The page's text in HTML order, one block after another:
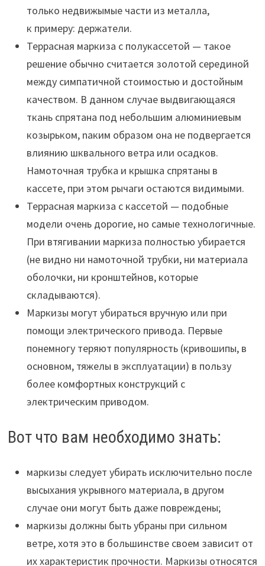
только недвижымые части из металла,
к примеру: держатели.
Террасная маркиза с полукассетой — такое
решение обычно считается золотой серединой
между симпатичной стоимостью и достойным
качеством. В данном случае выдвигающаяся
ткань спрятана под небольшим алюминиевым
козырьком, nаким образом она не подвергается
влиянию шквального ветра или осадков.
Намоточная трубка и крышка спрятаны в
кассете, при этом рычаги остаются видимыми.
Террасная маркиза с кассетой — подобные
модели очень дорогие, но самые технологичные.
При втягивании маркиза полностью убирается
(не видно ни намоточной трубки, ни материала
оболочки, ни кронштейнов, которые
складываются).
Маркизы могут убираться вручную или при
помощи электрического привода. Первые
понемногу теряют популярность (кривошипы, в
основном, тяжелы в эксплуатации) в пользу
более комфортных конструкций с
электрическим приводом.
Вот что вам необходимо знать:
маркизы следует убирать исключительно после
высыхания укрывного материала, в другом
случае они могут быть даже повреждены;
маркизы должны быть убраны при сильном
ветре, хотя это в большинстве своем зависит от
их характеристик прочности. Маркизы относятся